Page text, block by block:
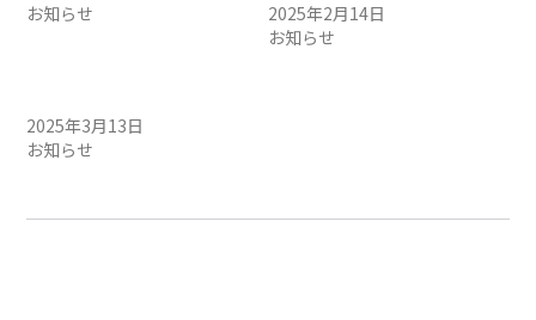
お知らせ
2025年2月14日
お知らせ
2025年3月13日
お知らせ